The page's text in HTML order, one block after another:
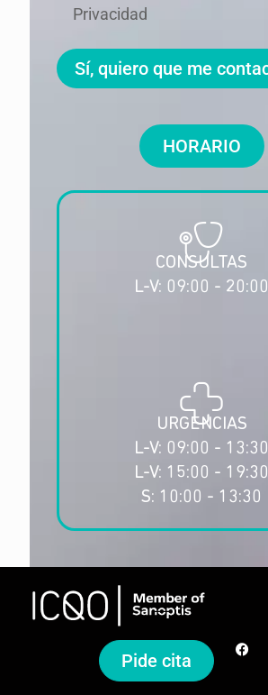
Privacidad
HORARIO
CONSULTAS
L-V: 09:00 - 20:00
URGENCIAS
L-V: 09:00 - 13:30
L-V: 15:00 - 19:30
S: 10:00 - 13:30
Pide cita